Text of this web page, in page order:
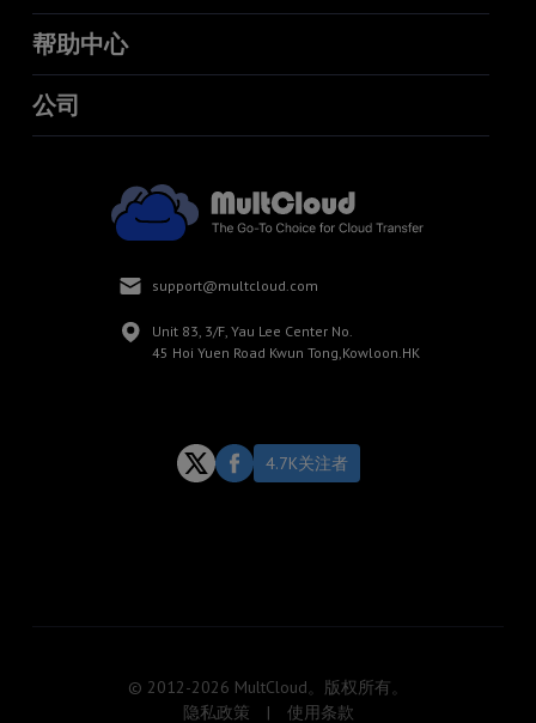
帮助中心
公司
support@multcloud.com
Unit 83, 3/F, Yau Lee Center No.
45 Hoi Yuen Road Kwun Tong,Kowloon.HK
4.7K关注者
© 2012-2026 MultCloud。版权所有。
隐私政策
| 使用条款